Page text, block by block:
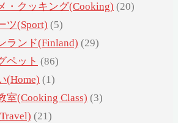
・クッキング(Cooking) (20)
ツ(Sport) (5)
ランド(Finland) (29)
ペット (86)
(Home) (1)
室(Cooking Class) (3)
(21)